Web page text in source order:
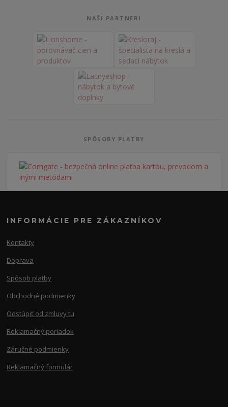
NAŠI PARTNERI
SPÔSOBY PLATBY
INFORMÁCIE PRE ZÁKAZNÍKOV
Kontakty
Doprava
Spôsob platby
Obchodné podmienky
Odstúpiť od zmluvy tu
Reklamačný poriadok
Záručné podmienky
Reklamačný formulár